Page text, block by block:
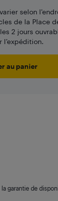
selon
de la Place
2 jours
au panier
garantie de